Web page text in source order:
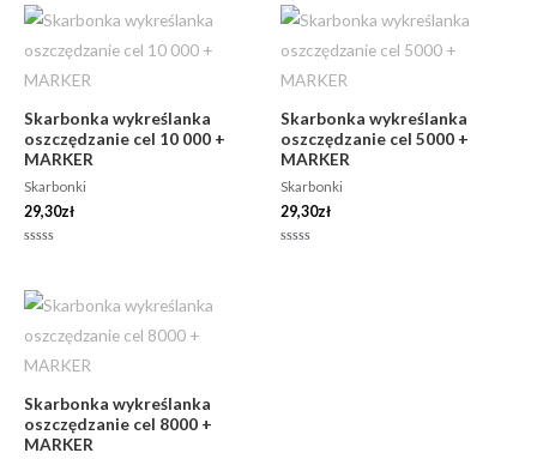
5
Skarbonka wykreślanka
oszczędzanie cel 10 000 +
MARKER
Skarbonki
29,30zł
5
Skarbonka wykreślanka
oszczędzanie cel 5000 +
MARKER
Skarbonki
29,30zł
Skarbonka wykreślanka
oszczędzanie cel 8000 +
MARKER